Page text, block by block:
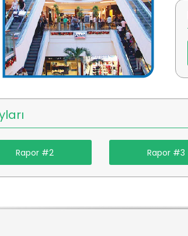
Rapor #2 Rapor #3